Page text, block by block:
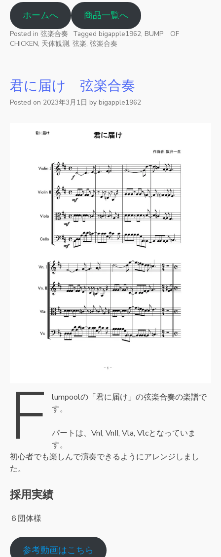
ホームへ 商品一覧へ
Posted in 弦楽合奏 Tagged bigapple1962, BUMP OF
CHICKEN, 天体観測, 弦楽, 弦楽合奏
君に届け 弦楽合奏
Posted on 2023年3月1日 by bigapple1962
f
lumpoolの「君に届け」の弦楽合奏の楽譜で
す。
パートは、VnI, VnII, Vla, Vlcとなっていま
す。
初心者でも楽しんで演奏できるようにアレンジしまし
た。
採用実績
６団体様
参考動画はこちら